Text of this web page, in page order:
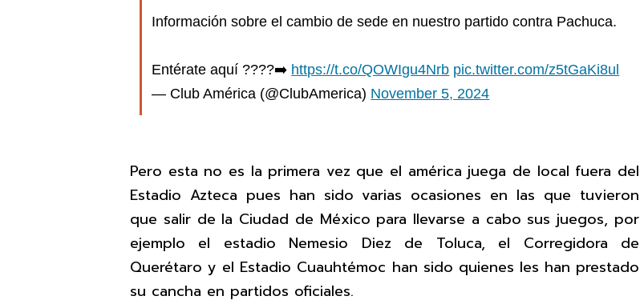
Información sobre el cambio de sede en nuestro partido contra Pachuca.
Entérate aquí ????️➡️ https://t.co/QOWIgu4Nrb pic.twitter.com/z5tGaKi8ul
— Club América (@ClubAmerica) November 5, 2024
Pero esta no es la primera vez que el américa juega de local fuera del
Estadio Azteca pues han sido varias ocasiones en las que tuvieron
que salir de la Ciudad de México para llevarse a cabo sus juegos, por
ejemplo el estadio Nemesio Diez de Toluca, el Corregidora de
Querétaro y el Estadio Cuauhtémoc han sido quienes les han prestado
su cancha en partidos oficiales.